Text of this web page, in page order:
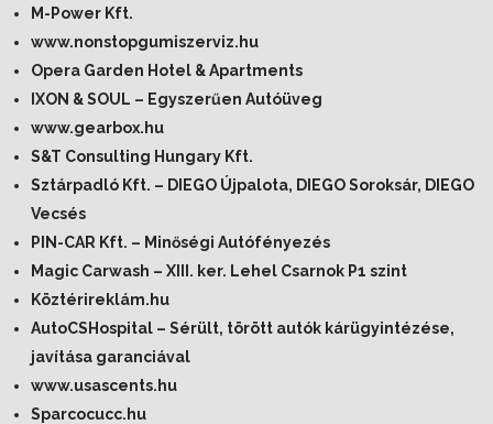
M-Power Kft.
www.nonstopgumiszerviz.hu
Opera Garden Hotel & Apartments
IXON & SOUL – Egyszerűen Autóüveg
www.gearbox.hu
S&T Consulting Hungary Kft.
Sztárpadló Kft. – DIEGO Újpalota, DIEGO Soroksár, DIEGO
Vecsés
PIN-CAR Kft. – Minőségi Autófényezés
Magic Carwash – XIII. ker. Lehel Csarnok P1 szint
Köztérireklám.hu
AutoCSHospital – Sérült, törött autók kárügyintézése,
javítása garanciával
www.usascents.hu
Sparcocucc.hu